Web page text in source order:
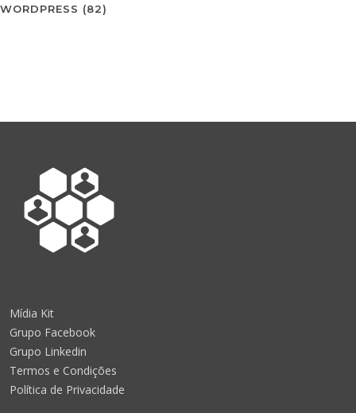
WORDPRESS (82)
Mídia Kit
Grupo Facebook
Grupo Linkedin
Termos e Condições
Política de Privacidade